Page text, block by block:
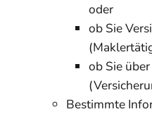
oder
ob Sie
ob Sie
Bestimmte